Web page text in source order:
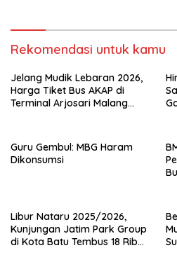
Rekomendasi untuk kamu
Jelang Mudik Lebaran 2026,
Harga Tiket Bus AKAP di
Terminal Arjosari Malang
Guru Gembul: MBG Haram
Dikonsumsi
Libur Nataru 2025/2026,
Kunjungan Jatim Park Group
di Kota Batu Tembus 18 Ribu